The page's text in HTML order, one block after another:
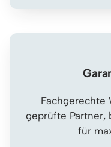
Fachgerechte
geprüfte Partner,
für